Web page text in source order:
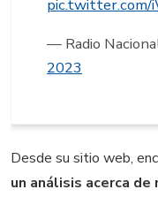
pic.twitter.com/
— Radio
2023
Desde su sitio web,
un análisis acerca